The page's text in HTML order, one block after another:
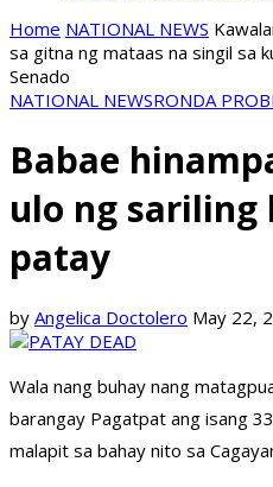
Home NATIONAL NEWS
sa gitna ng mataas na singil sa
Senado
NATIONAL NEWSRONDA
Babae
ulo ng sariling
patay
by Angelica Doctolero May 22,
Wala nang buhay nang
barangay Pagatpat ang isang
malapit sa bahay nito sa